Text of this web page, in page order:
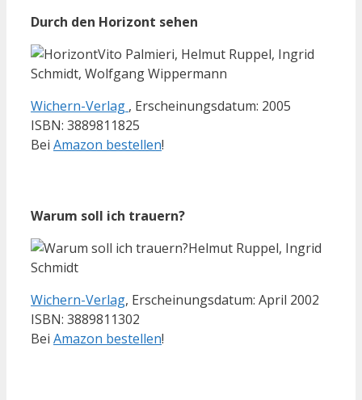
Durch den Horizont sehen
Vito Palmieri, Helmut Ruppel, Ingrid
Schmidt, Wolfgang Wippermann
Wichern-Verlag , Erscheinungsdatum: 2005
ISBN: 3889811825
Bei Amazon bestellen!
Warum soll ich trauern?
Helmut Ruppel, Ingrid
Schmidt
Wichern-Verlag, Erscheinungsdatum: April 2002
ISBN: 3889811302
Bei Amazon bestellen!